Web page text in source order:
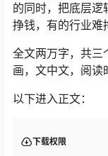
的同时，把底层逻
挣钱，有的行业难
全文两万字，共三
画，文中文，阅读
以下进入正文：
下载权限